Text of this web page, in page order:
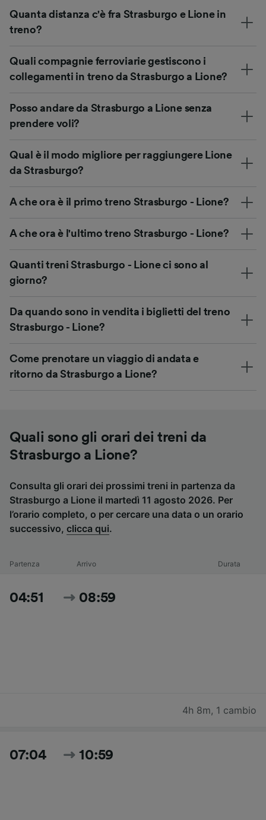
Quanta distanza c'è fra Strasburgo e Lione in
treno?
Quali compagnie ferroviarie gestiscono i
collegamenti in treno da Strasburgo a Lione?
Posso andare da Strasburgo a Lione senza
prendere voli?
Qual è il modo migliore per raggiungere Lione
da Strasburgo?
A che ora è il primo treno Strasburgo - Lione?
A che ora è l'ultimo treno Strasburgo - Lione?
Quanti treni Strasburgo - Lione ci sono al
giorno?
Da quando sono in vendita i biglietti del treno
Strasburgo - Lione?
Come prenotare un viaggio di andata e
ritorno da Strasburgo a Lione?
Quali sono gli orari dei treni da
Strasburgo a Lione?
Consulta gli orari dei prossimi treni in partenza da
Strasburgo a Lione il martedì 11 agosto 2026. Per
l’orario completo, o per cercare una data o un orario
successivo, clicca qui.
Partenza Arrivo Durata
04:51 08:59
4h 8m, 1 cambio
07:04 10:59